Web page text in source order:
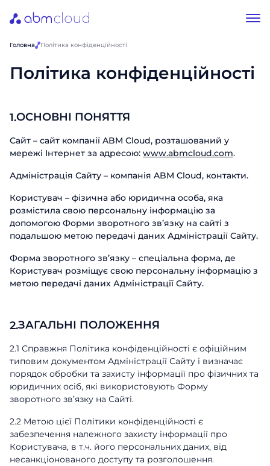
Головна Політика конфіденційності
Політика конфіденційності
1.ОСНОВНІ ПОНЯТТЯ
Сайт – сайт компанії ABM Cloud, розташований у
мережі Інтернет за адресою: www.abmcloud.com.
Адміністрація Сайту – компанія ABM Cloud, контакти.
Користувач – фізична або юридична особа, яка
розмістила свою персональну інформацію за
допомогою Форми зворотного зв’язку на сайті з
подальшою метою передачі даних Адміністрації Сайту.
Форма зворотного зв’язку – спеціальна форма, де
Користувач розміщує свою персональну інформацію з
метою передачі даних Адміністрації Сайту.
2.ЗАГАЛЬНІ ПОЛОЖЕННЯ
2.1 Справжня Політика конфіденційності є офіційним
типовим документом Адміністрації Сайту і визначає
порядок обробки та захисту інформації про фізичних та
юридичних осіб, які використовують Форму
зворотного зв’язку на Сайті.
2.2 Метою цієї Політики конфіденційності є
забезпечення належного захисту інформації про
Користувача, в т.ч. його персональних даних, від
несанкціонованого доступу та розголошення.